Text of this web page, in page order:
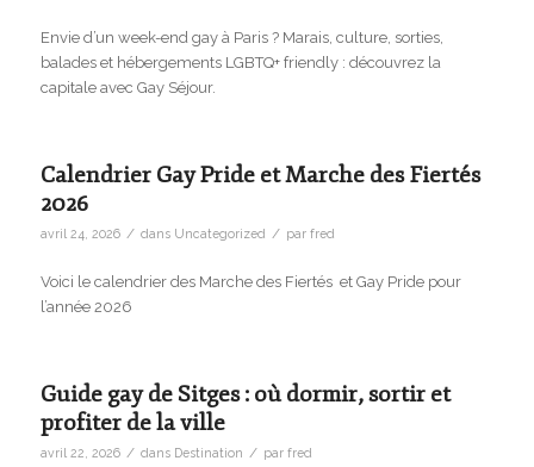
Envie d’un week-end gay à Paris ? Marais, culture, sorties,
balades et hébergements LGBTQ+ friendly : découvrez la
capitale avec Gay Séjour.
Calendrier Gay Pride et Marche des Fiertés
2026
avril 24, 2026 / dans Uncategorized / par fred
Voici le calendrier des Marche des Fiertés et Gay Pride pour
l’année 2026
Guide gay de Sitges : où dormir, sortir et
profiter de la ville
avril 22, 2026 / dans Destination / par fred